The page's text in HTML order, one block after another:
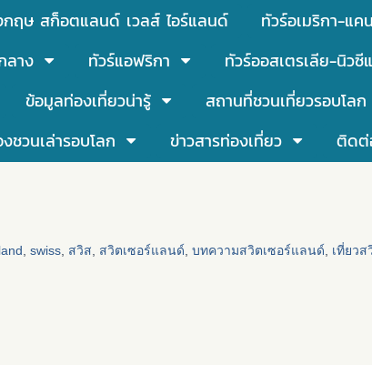
กฤษ สก็อตแลนด์ เวลส์ ไอร์แลนด์ ทัวร์อเมริกา-แค
ลาง ทัวร์แอฟริกา ทัวร์ออสเตรเลีย-นิวซี
ข้อมูลท่องเที่ยวน่ารู้ สถานที่ชวนเที่ยวรอบโลก
งชวนเล่ารอบโลก ข่าวสารท่องเที่ยว ติดต่
swiss สวิส สวิตเซอร์แลนด์ บทความสวิตเซอร์แลนด์ เที่ยว